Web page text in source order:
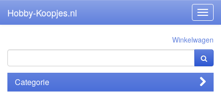
Hobby-Koopjes.nl
Winkelwagen
Categorie